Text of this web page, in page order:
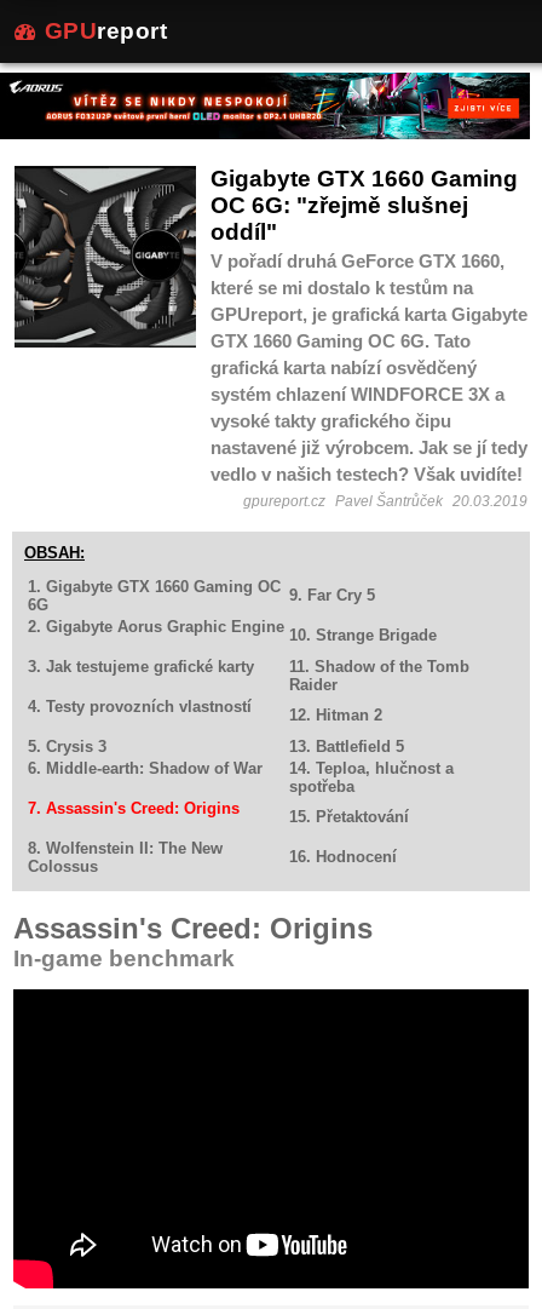
GPUreport
Gigabyte GTX 1660 Gaming
OC 6G: "zřejmě slušnej
oddíl"
V pořadí druhá GeForce GTX 1660,
které se mi dostalo k testům na
GPUreport, je grafická karta Gigabyte
GTX 1660 Gaming OC 6G. Tato
grafická karta nabízí osvědčený
systém chlazení WINDFORCE 3X a
vysoké takty grafického čipu
nastavené již výrobcem. Jak se jí tedy
vedlo v našich testech? Však uvidíte!
gpureport.cz Pavel Šantrůček 20.03.2019
OBSAH:
1. Gigabyte GTX 1660 Gaming OC
6G
9. Far Cry 5
2. Gigabyte Aorus Graphic Engine 10. Strange Brigade
3. Jak testujeme grafické karty
11. Shadow of the Tomb
Raider
4. Testy provozních vlastností
12. Hitman 2
5. Crysis 3
13. Battlefield 5
6. Middle-earth: Shadow of War
14. Teploa, hlučnost a
spotřeba
7. Assassin's Creed: Origins
15. Přetaktování
8. Wolfenstein II: The New
Colossus
16. Hodnocení
Assassin's Creed: Origins
In-game benchmark